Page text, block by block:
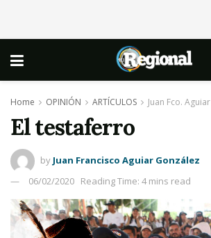
Home OPINIÓN ARTÍCULOS Juan Fco. Aguiar
El testaferro
by Juan Francisco Aguiar González
06/02/2020 Reading Time: 4 mins read